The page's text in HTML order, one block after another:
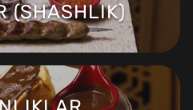
(SHASHLIK)